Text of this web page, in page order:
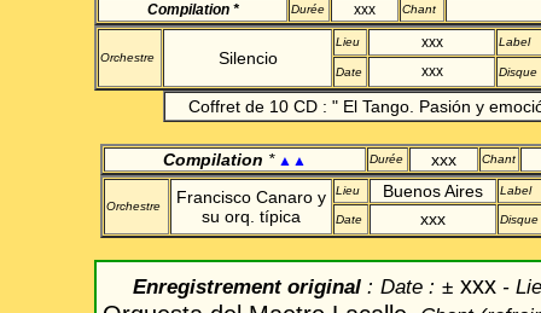
Compilation * Durée xxx Chant
Orchestre Silencio
Lieu xxx Label
Date xxx Disque
Coffret de 10 CD : " El Tango. Pasión y
Compilation * ▲▲ Durée xxx Chant
Orchestre
Francisco Canaro y
su orq. típica
Lieu Buenos Aires Label
Date xxx Disque
Enregistrement original : Date : ± xxx -